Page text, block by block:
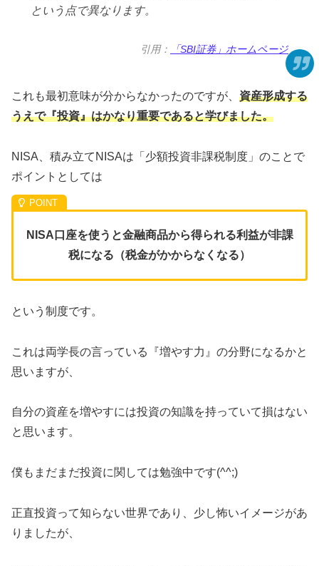
という点で異なります。
引用： 「SBI証券」ホームページ
これも最初意味が分からなかったのですが、 資産形成する
うえで『投資』はかなり重要であると学びました。
NISA、積み立てNISAは「少額投資非課税制度」のことで
ポイントとしては
NISA口座を使うと金融商品から得られる利益が非課
税になる（税金がかからなくなる）
という制度です。
これは両学長の言っている『増やす力』の分野になるかと
思いますが、
自分の資産を増やすには投資の知識を持っていて損はない
と思います。
僕もまだまだ投資に関しては勉強中です(^^;)
正直投資って知らない世界であり、少し怖いイメージがあ
りましたが、